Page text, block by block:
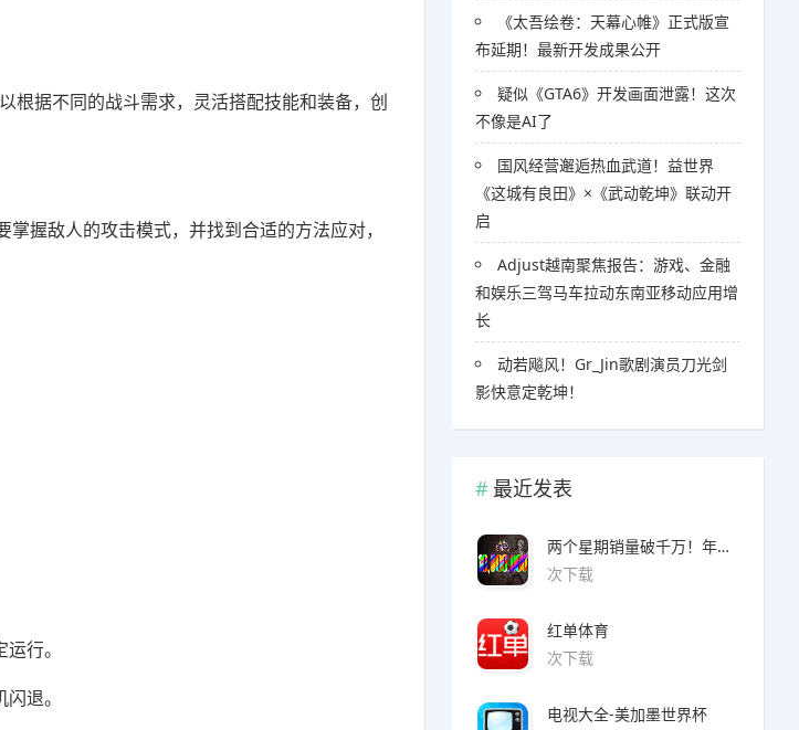
根据不同的战斗需求，灵活搭配技能和装备，创
握敌人的攻击模式，并找到合适的方法应对，
行。
退。
《太吾绘卷：天幕心帷》正式版宣
布延期！最新开发成果公开
疑似《GTA6》开发画面泄露！这次
不像是AI了
国风经营邂逅热血武道！益世界
《这城有良田》×《武动乾坤》联动开
启
Adjust越南聚焦报告：游戏、金融
和娱乐三驾马车拉动东南亚移动应用增
长
​​动若飚风！Gr_Jin歌剧演员刀光剑
影快意定乾坤！
最近发表
两个星期销量破千万！年度爆款诞生了 3A看了都眼红
次下载
红单体育
次下载
电视大全-美加墨世界杯